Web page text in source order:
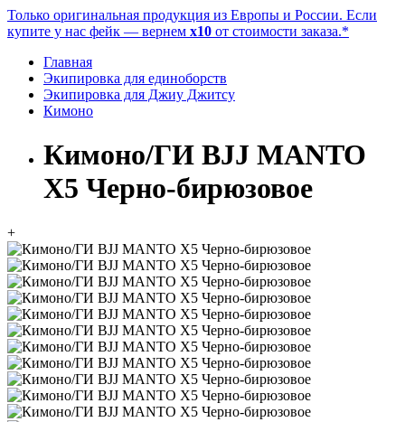
Только оригинальная продукция из Европы и России. Если
купите у нас фейк — вернем x10 от стоимости заказа.*
Главная
Экипировка для единоборств
Экипировка для Джиу Джитсу
Кимоно
Кимоно/ГИ BJJ MANTO
X5 Черно-бирюзовое
+